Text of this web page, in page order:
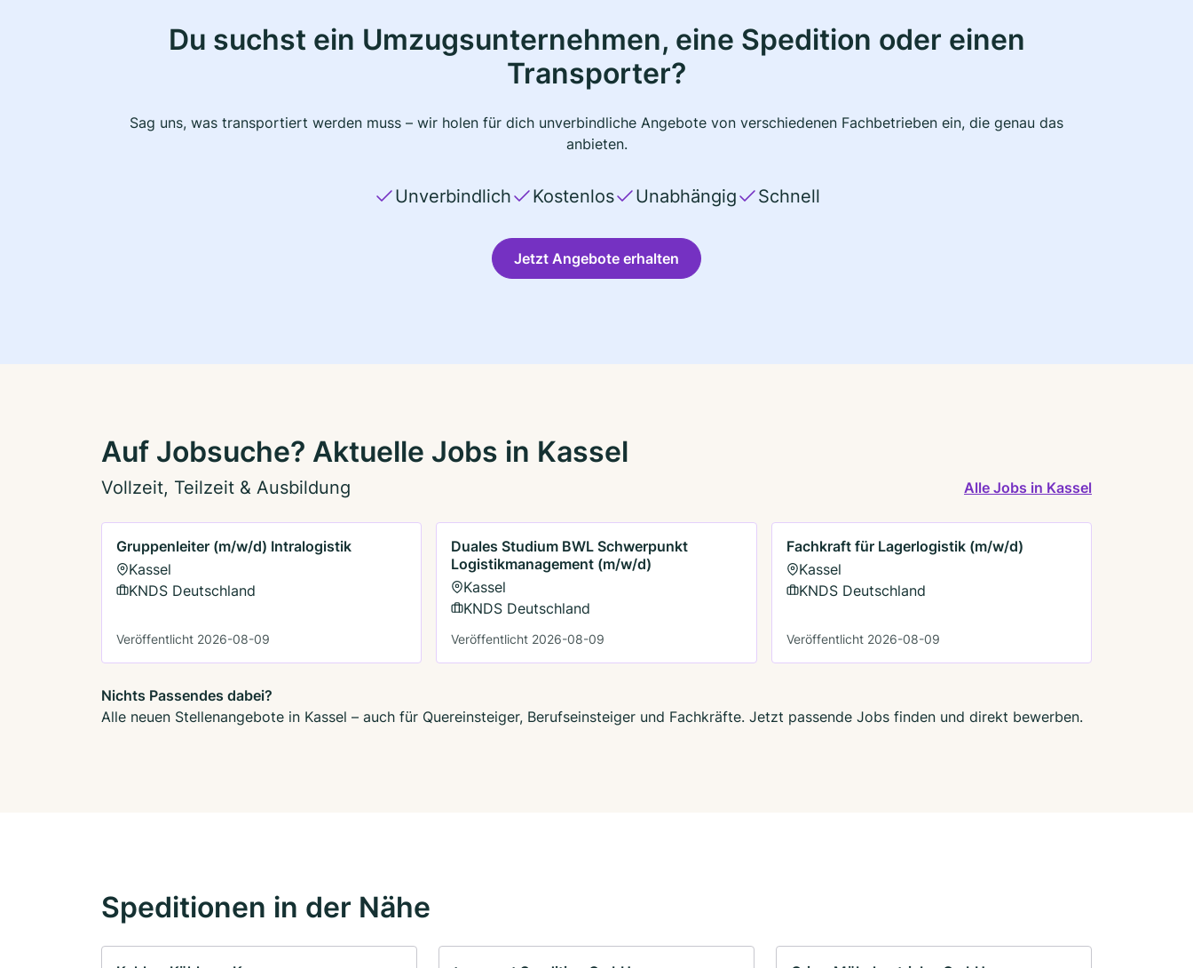
Du suchst ein Umzugsunternehmen, eine Spedition oder einen
Transporter?
Sag uns, was transportiert werden muss – wir holen für dich unverbindliche Angebote von verschiedenen Fachbetrieben ein, die genau das
anbieten.
Unverbindlich Kostenlos Unabhängig Schnell
Jetzt Angebote erhalten
Auf Jobsuche? Aktuelle Jobs in Kassel
Vollzeit, Teilzeit & Ausbildung Alle Jobs in Kassel
Gruppenleiter (m/w/d) Intralogistik
Kassel
KNDS Deutschland
Veröffentlicht 2026-08-09
Duales Studium BWL Schwerpunkt
Logistikmanagement (m/w/d)
Kassel
KNDS Deutschland
Veröffentlicht 2026-08-09
Fachkraft für Lagerlogistik (m/w/d)
Kassel
KNDS Deutschland
Veröffentlicht 2026-08-09
Nichts Passendes dabei?
Alle neuen Stellenangebote in Kassel – auch für Quereinsteiger, Berufseinsteiger und Fachkräfte. Jetzt passende Jobs finden und direkt bewerben.
Speditionen in der Nähe